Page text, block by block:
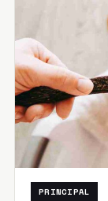
PRINCIPAL